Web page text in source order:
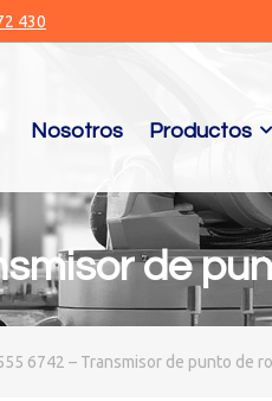
430
Nosotros Productos
de
6742 – Transmisor de punto de